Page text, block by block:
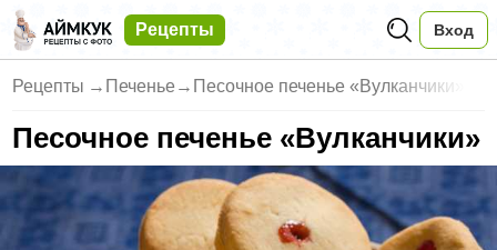
Рецепты Вход
Рецепты → Печенье → Песочное печенье «Вулканчики»
Песочное печенье «Вулканчики»